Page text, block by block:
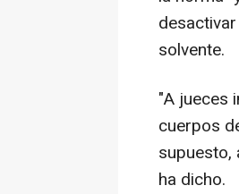
solvente.
"A jueces
cuerpos
supuesto,
ha dicho.